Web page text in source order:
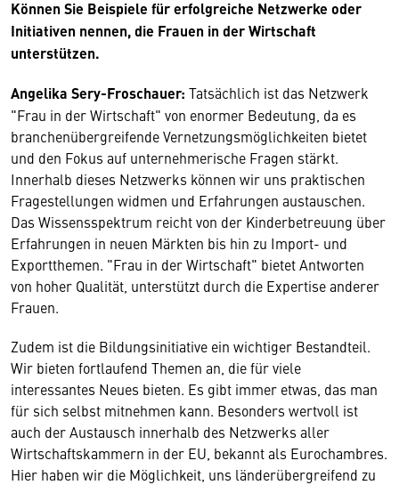
Können Sie Beispiele für erfolgreiche Netzwerke oder
Initiativen nennen, die Frauen in der Wirtschaft
unterstützen.
Angelika Sery-Froschauer: Tatsächlich ist das Netzwerk
"Frau in der Wirtschaft" von enormer Bedeutung, da es
branchenübergreifende Vernetzungsmöglichkeiten bietet
und den Fokus auf unternehmerische Fragen stärkt.
Innerhalb dieses Netzwerks können wir uns praktischen
Fragestellungen widmen und Erfahrungen austauschen.
Das Wissensspektrum reicht von der Kinderbetreuung über
Erfahrungen in neuen Märkten bis hin zu Import- und
Exportthemen. "Frau in der Wirtschaft" bietet Antworten
von hoher Qualität, unterstützt durch die Expertise anderer
Frauen.
Zudem ist die Bildungsinitiative ein wichtiger Bestandteil.
Wir bieten fortlaufend Themen an, die für viele
interessantes Neues bieten. Es gibt immer etwas, das man
für sich selbst mitnehmen kann. Besonders wertvoll ist
auch der Austausch innerhalb des Netzwerks aller
Wirtschaftskammern in der EU, bekannt als Eurochambres.
Hier haben wir die Möglichkeit, uns länderübergreifend zu